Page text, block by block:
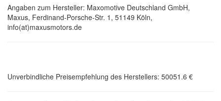
Angaben zum Hersteller: Maxomotive Deutschland GmbH,
Maxus, Ferdinand-Porsche-Str. 1, 51149 Köln,
info(at)maxusmotors.de
Unverbindliche Preisempfehlung des Herstellers: 50051.6 €